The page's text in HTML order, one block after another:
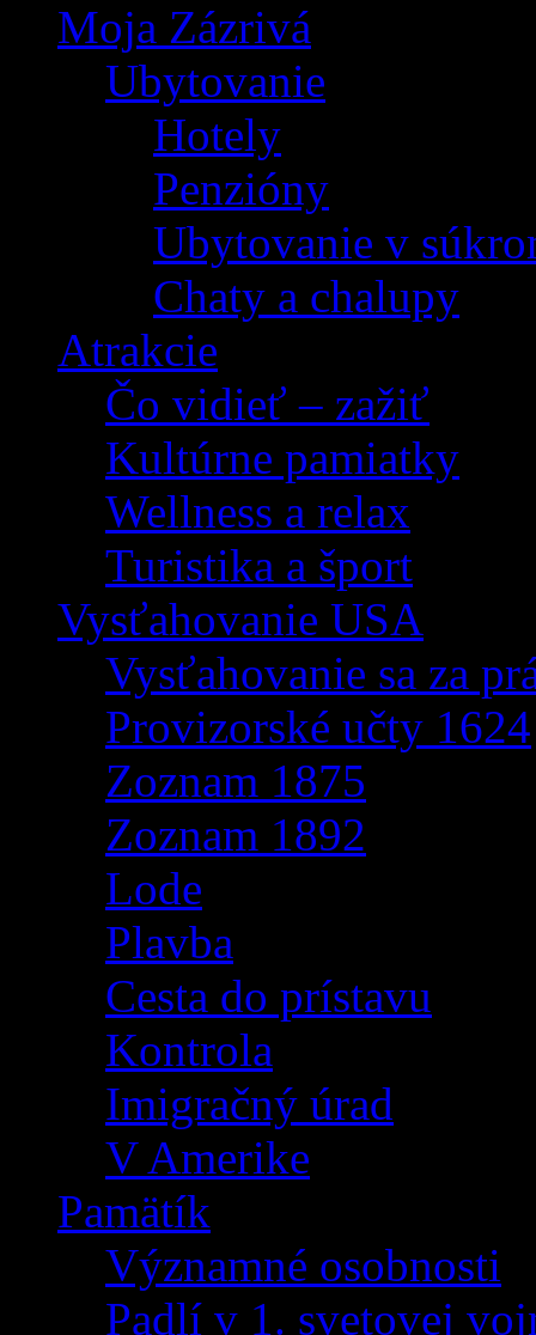
Moja Zázrivá
Ubytovanie
Hotely
Penzióny
Ubytovanie v
Chaty a chalupy
Atrakcie
Čo vidieť – zažiť
Kultúrne pamiatky
Wellness a relax
Turistika a šport
Vysťahovanie USA
Vysťahovanie sa za
Provizorské učty 1624
Zoznam 1875
Zoznam 1892
Lode
Plavba
Cesta do prístavu
Kontrola
Imigračný úrad
V Amerike
Pamätík
Významné osobnosti
Padlí v 1. svetovej